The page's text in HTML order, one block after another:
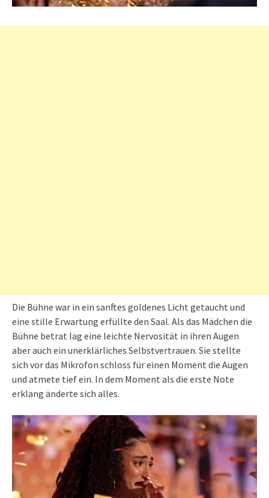
Die Bühne war in ein sanftes goldenes Licht getaucht und
eine stille Erwartung erfüllte den Saal. Als das Mädchen die
Bühne betrat lag eine leichte Nervosität in ihren Augen
aber auch ein unerklärliches Selbstvertrauen. Sie stellte
sich vor das Mikrofon schloss für einen Moment die Augen
und atmete tief ein. In dem Moment als die erste Note
erklang änderte sich alles.